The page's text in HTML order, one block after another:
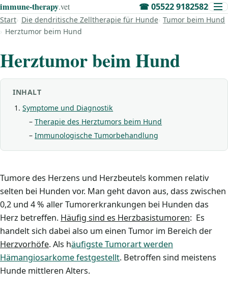
immune‑therapy.vet ☎05522 9182582
Start Die dendritische Zelltherapie für Hunde Tumor beim Hund
Herztumor beim Hund
Herztumor beim Hund
INHALT
Symptome und Diagnostik
Therapie des Herztumors beim Hund
Immunologische Tumorbehandlung
Tumore des Herzens und Herzbeutels kommen relativ
selten bei Hunden vor. Man geht davon aus, dass zwischen
0,2 und 4 % aller Tumorerkrankungen bei Hunden das
Herz betreffen. Häufig sind es Herzbasistumoren: Es
handelt sich dabei also um einen Tumor im Bereich der
Herzvorhöfe. Als häufigste Tumorart werden
Hämangiosarkome festgestellt. Betroffen sind meistens
Hunde mittleren Alters.